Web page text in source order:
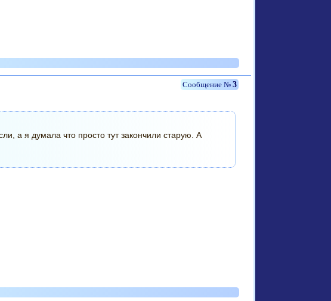
3
а я думала что просто тут закончили старую. А